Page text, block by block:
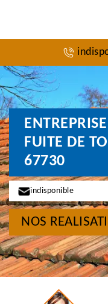
FUITE DE
67730
indisponible
NOS